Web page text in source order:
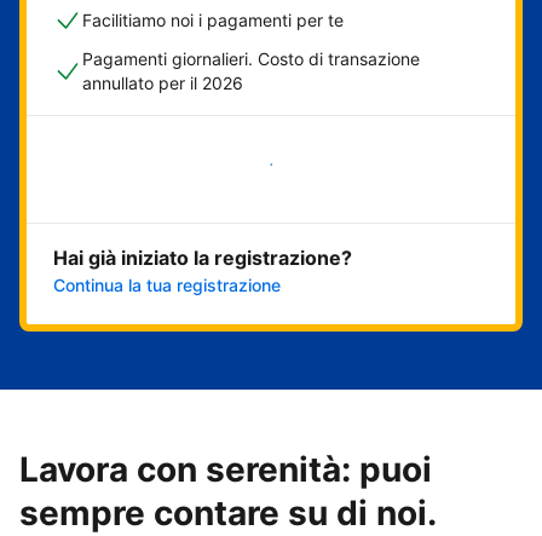
Facilitiamo noi i pagamenti per te
Pagamenti giornalieri. Costo di transazione
annullato per il 2026
Inizia ora
Hai già iniziato la registrazione?
Continua la tua registrazione
Lavora con serenità: puoi
sempre contare su di noi.